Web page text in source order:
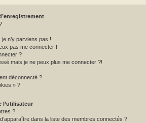
n’y parviens pas !
pas me connecter !
?
mais je ne peux plus me connecter ?!
déconnecté ?
» ?
l’utilisateur
?
dans la liste des membres connectés ?